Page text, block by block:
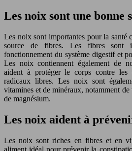
Les noix sont une bonne
Les noix sont importantes pour la santé
source de fibres. Les fibres sont
fonctionnement du système digestif et
Les noix contiennent également de
aident à protéger le corps contre les
radicaux libres. Les noix sont
vitamines et de minéraux, notamment
de magnésium.
Les noix aident à
Les noix sont riches en fibres et en
aliment idéal pour prévenir la